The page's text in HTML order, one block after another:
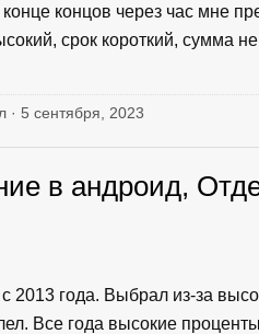
концов через час мне
срок короткий, сумма
· 5 сентября, 2023
в андроид,
года. Выбрал из-за
Все года высокие